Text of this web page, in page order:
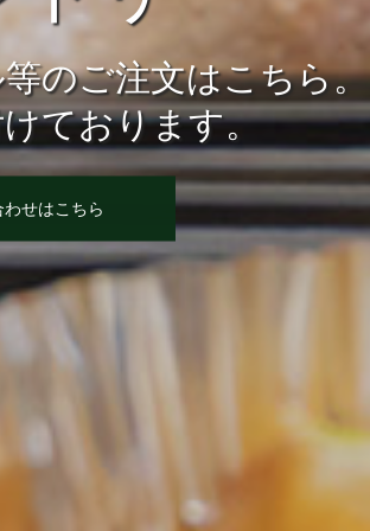
のご注文はこちら。
ております。
せはこちら